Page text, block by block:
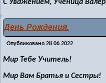
С Уважением, Ученица
День Рождения.
Опубликовано 28.06.2022
Мир Тебе Учитель!
Мир Вам Братья и Сестры!